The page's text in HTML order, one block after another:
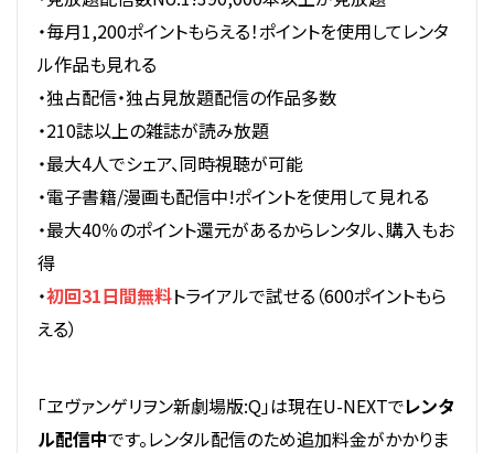
・毎月1,200ポイントもらえる！ポイントを使用してレンタ
ル作品も見れる
・独占配信・独占見放題配信の作品多数
・210誌以上の雑誌が読み放題
・最大4人でシェア、同時視聴が可能
・電子書籍/漫画も配信中!ポイントを使用して見れる
・最大40％のポイント還元があるからレンタル、購入もお
得
・初回31日間無料トライアルで試せる（600ポイントもら
える）
「ヱヴァンゲリヲン新劇場版:Q」は現在U-NEXTでレンタ
ル配信中です。レンタル配信のため追加料金がかかりま